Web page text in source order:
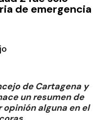
de emergencia
de Cartagena y
un resumen de
alguna en el